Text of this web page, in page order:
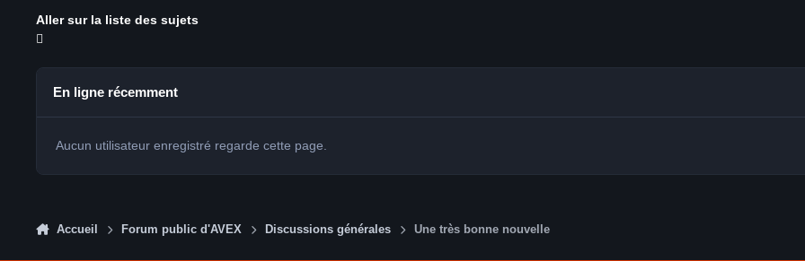
Aller sur la liste des sujets
En ligne récemment
Aucun utilisateur enregistré regarde cette page.
Accueil Forum public d'AVEX Discussions générales Une très bonne nouvelle